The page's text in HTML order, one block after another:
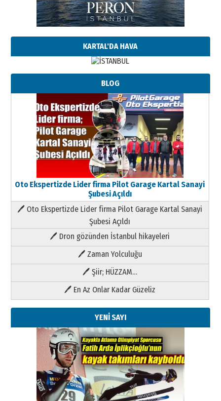
KARTAL'DA HAVA
BLOG
Oto Ekspertizde Lider firma Pilot Garage Kartal Sanayi
Şubesi Açıldı
🖊 Oto Ekspertizde Lider firma Pilot Garage Kartal Sanayi
Şubesi Açıldı
🖊 Dron gözünden İstanbul hikayeleri
🖊 Zaman Yolculuğu
🖊 Şiir; HÜZZAM…
🖊 En Az Onlar Kadar Güzeliz
YENİ SAYI